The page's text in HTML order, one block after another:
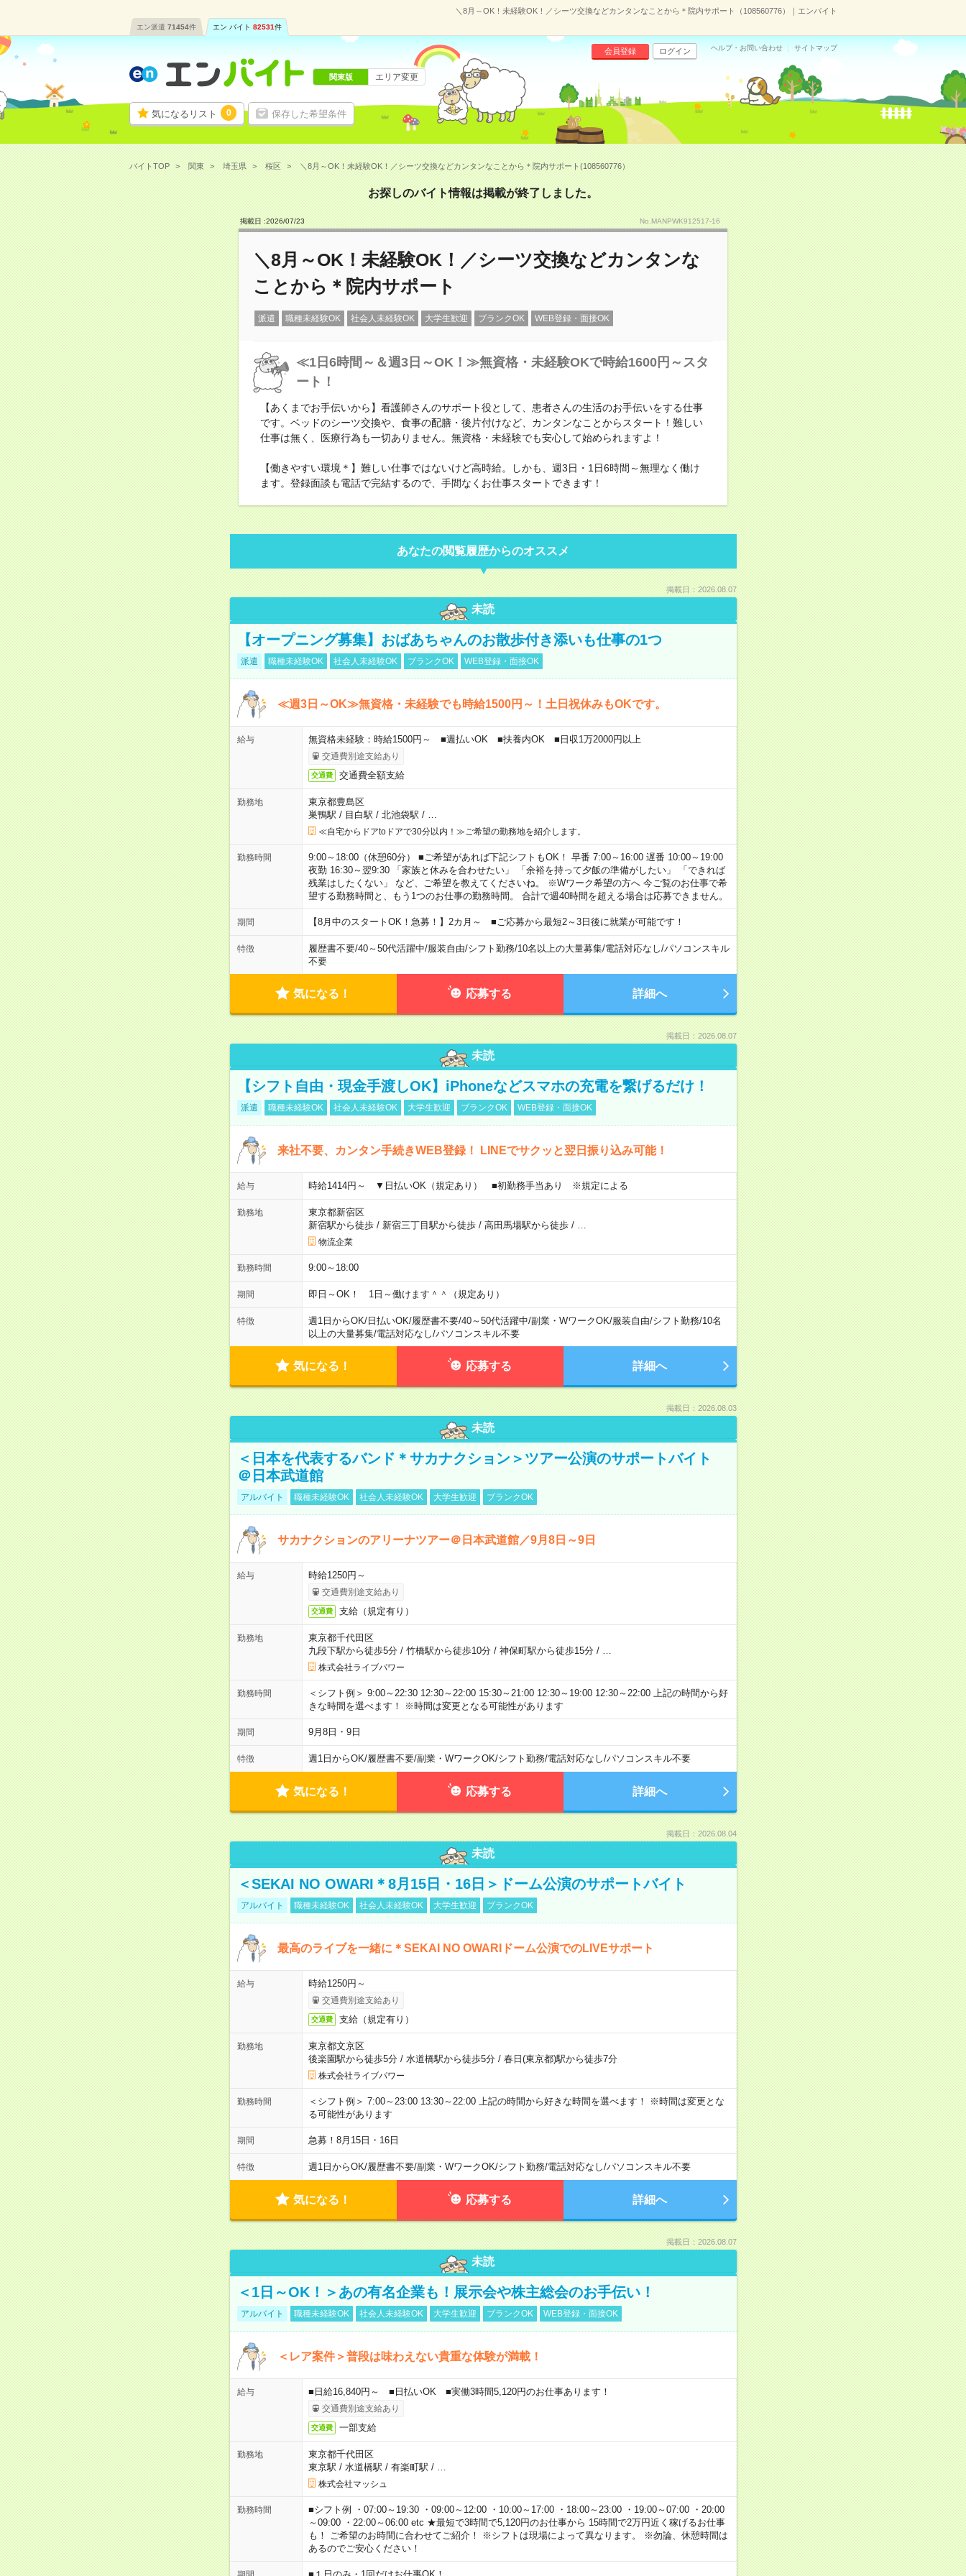
＼8月～OK！未経験OK！／シーツ交換などカンタンなことから＊院内サポート（108560776）｜エンバイト
エン派遣 71454件 エン バイト 82531件
気になるリスト 0 保存した希望条件
会員登録 ログイン ヘルプ・お問い合わせ サイトマップ
関東版 エリア変更
バイトTOP 関東 埼玉県 桜区 ＼8月～OK！未経験OK！／シーツ交換などカンタンなことから＊院内サポート(108560776）
お探しのバイト情報は掲載が終了しました。
掲載日 :2026/07/23 No.MANPWK912517-16
＼8月～OK！未経験OK！／シーツ交換などカンタンな
ことから＊院内サポート
派遣 職種未経験OK 社会人未経験OK 大学生歓迎 ブランクOK WEB登録・面接OK
≪1日6時間～＆週3日～OK！≫無資格・未経験OKで時給1600円～スタ
ート！
【あくまでお手伝いから】看護師さんのサポート役として、患者さんの生活のお手伝いをする仕事
です。ベッドのシーツ交換や、食事の配膳・後片付けなど、カンタンなことからスタート！難しい
仕事は無く、医療行為も一切ありません。無資格・未経験でも安心して始められますよ！
【働きやすい環境＊】難しい仕事ではないけど高時給。しかも、週3日・1日6時間～無理なく働け
ます。登録面談も電話で完結するので、手間なくお仕事スタートできます！
あなたの閲覧履歴からのオススメ
掲載日：2026.08.07
未読
【オープニング募集】おばあちゃんのお散歩付き添いも仕事の1つ
派遣 職種未経験OK 社会人未経験OK ブランクOK WEB登録・面接OK
≪週3日～OK≫無資格・未経験でも時給1500円～！土日祝休みもOKです。
給与 無資格未経験：時給1500円～ ■週払いOK ■扶養内OK ■日収1万2000円以上
交通費別途支給あり
交通費 交通費全額支給
勤務地
東京都豊島区
巣鴨駅 / 目白駅 / 北池袋駅 /
≪自宅からドアtoドアで30分以内！≫ご希望の勤務地を紹介します。
勤務時間
9:00～18:00（休憩60分） ■ご希望があれば下記シフトもOK！ 早番 7:00～16:00 遅番 10:00～19:00
夜勤 16:30～翌9:30 「家族と休みを合わせたい」 「余裕を持って夕飯の準備がしたい」 「できれば
残業はしたくない」 など、ご希望を教えてくださいね。 ※Wワーク希望の方へ 今ご覧のお仕事で希
望する勤務時間と、もう1つのお仕事の勤務時間。 合計で週40時間を超える場合は応募できません。
期間 【8月中のスタートOK！急募！】2カ月～ ■ご応募から最短2～3日後に就業が可能です！
特徴 履歴書不要/40～50代活躍中/服装自由/シフト勤務/10名以上の大量募集/電話対応なし/パソコンスキル
不要
気になる！ 応募する 詳細へ
掲載日：2026.08.07
未読
【シフト自由・現金手渡しOK】iPhoneなどスマホの充電を繋げるだけ！
派遣 職種未経験OK 社会人未経験OK 大学生歓迎 ブランクOK WEB登録・面接OK
来社不要、カンタン手続きWEB登録！ LINEでサクッと翌日振り込み可能！
給与 時給1414円～ ▼日払いOK（規定あり） ■初勤務手当あり ※規定による
勤務地
東京都新宿区
新宿駅から徒歩/ 新宿三丁目駅から徒歩/ 高田馬場駅から徒歩/
物流企業
勤務時間 9:00～18:00
期間 即日～OK！ 1日～働けます＾＾（規定あり）
特徴 週1日からOK/日払いOK/履歴書不要/40～50代活躍中/副業・WワークOK/服装自由/シフト勤務/10名
以上の大量募集/電話対応なし/パソコンスキル不要
気になる！ 応募する 詳細へ
掲載日：2026.08.03
未読
＜日本を代表するバンド＊サカナクション＞ツアー公演のサポートバイト
＠日本武道館
アルバイト 職種未経験OK 社会人未経験OK 大学生歓迎 ブランクOK
サカナクションのアリーナツアー＠日本武道館／9月8日～9日
給与 時給1250円～
交通費別途支給あり
交通費 支給（規定有り）
勤務地
東京都千代田区
九段下駅から徒歩5分/ 竹橋駅から徒歩10分/ 神保町駅から徒歩15分/
株式会社ライブパワー
勤務時間
＜シフト例＞ 9:00～22:30 12:30～22:00 15:30～21:00 12:30～19:00 12:30～22:00 上記の時間から好
きな時間を選べます！ ※時間は変更となる可能性があります
期間 9月8日・9日
特徴 週1日からOK/履歴書不要/副業・WワークOK/シフト勤務/電話対応なし/パソコンスキル不要
気になる！ 応募する 詳細へ
掲載日：2026.08.04
未読
＜SEKAI NO OWARI＊8月15日・16日＞ドーム公演のサポートバイト
アルバイト 職種未経験OK 社会人未経験OK 大学生歓迎 ブランクOK
最高のライブを一緒に＊SEKAI NO OWARIドーム公演でのLIVEサポート
給与 時給1250円～
交通費別途支給あり
交通費 支給（規定有り）
勤務地
東京都文京区
後楽園駅から徒歩5分/ 水道橋駅から徒歩5分/ 春日(東京都)駅から徒歩7分
株式会社ライブパワー
勤務時間
＜シフト例＞ 7:00～23:00 13:30～22:00 上記の時間から好きな時間を選べます！ ※時間は変更とな
る可能性があります
期間 急募！8月15日・16日
特徴 週1日からOK/履歴書不要/副業・WワークOK/シフト勤務/電話対応なし/パソコンスキル不要
気になる！ 応募する 詳細へ
掲載日：2026.08.07
未読
＜1日～OK！＞あの有名企業も！展示会や株主総会のお手伝い！
アルバイト 職種未経験OK 社会人未経験OK 大学生歓迎 ブランクOK WEB登録・面接OK
＜レア案件＞普段は味わえない貴重な体験が満載！
給与 ■日給16,840円～ ■日払いOK ■実働3時間5,120円のお仕事あります！
交通費別途支給あり
交通費 一部支給
勤務地
東京都千代田区
東京駅 / 水道橋駅 / 有楽町駅 /
株式会社マッシュ
勤務時間
■シフト例 ・07:00～19:30 ・09:00～12:00 ・10:00～17:00 ・18:00～23:00 ・19:00～07:00 ・20:00
～09:00 ・22:00～06:00 etc ★最短で3時間で5,120円のお仕事から 15時間で2万円近く稼げるお仕事
も！ ご希望のお時間に合わせてご紹介！ ※シフトは現場によって異なります。 ※勿論、休憩時間は
あるのでご安心ください！